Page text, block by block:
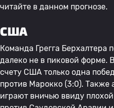
читайте в данном прогнозе.
США
Команда Грегга Берхалтера
далеко не в пиковой форме.
счету США только одна
против Марокко (3:0).
играют вничью ввиду